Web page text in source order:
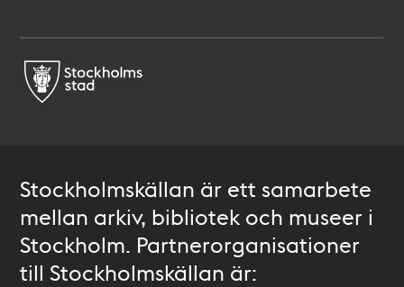
Stockholmskällan är ett samarbete
mellan arkiv, bibliotek och museer i
Stockholm. Partnerorganisationer
till Stockholmskällan är: